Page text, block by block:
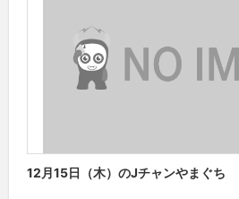
12月15日（木）のJチャンやまぐち